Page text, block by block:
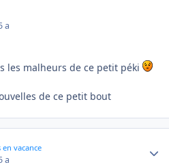
a
les malheurs de ce petit péki
de ce petit bout
vacance
a